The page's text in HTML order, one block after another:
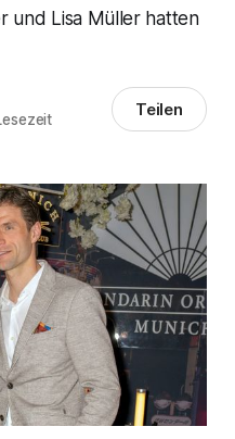
und Lisa Müller hatten
Teilen